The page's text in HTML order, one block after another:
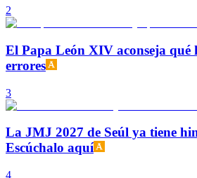
2
El Papa León XIV aconseja qué
errores
3
La JMJ 2027 de Seúl ya tiene
Escúchalo aquí
4